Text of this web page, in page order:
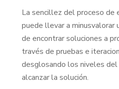
La sencillez del proceso de
puede llevar a minusvalorar
de encontrar soluciones a
través de pruebas e
desglosando los niveles
alcanzar la solución.